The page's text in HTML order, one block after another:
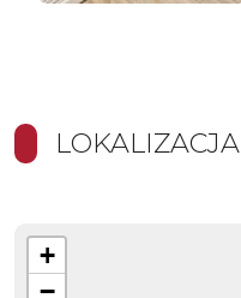
LOKALIZACJA
+
−